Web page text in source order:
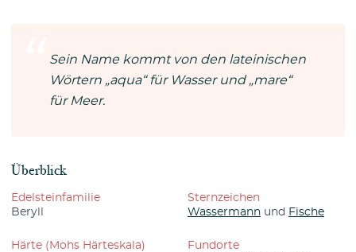
Sein Name kommt von den lateinischen
Wörtern „aqua“ für Wasser und „mare“
für Meer.
Überblick
Edelsteinfamilie
Beryll
Sternzeichen
Wassermann und Fische
Härte (Mohs Härteskala)
Fundorte